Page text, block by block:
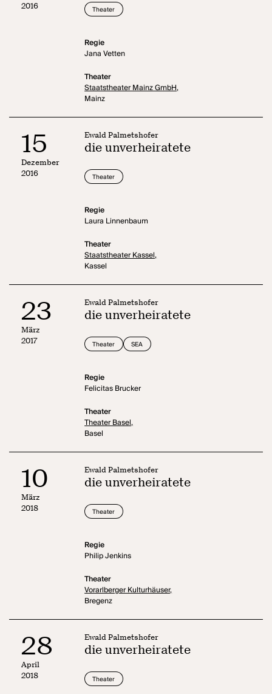
2016
Theater
Regie
Jana Vetten
Theater
Staatstheater Mainz GmbH,
Mainz
15
Dezember
2016
Ewald Palmetshofer
die unverheiratete
Theater
Regie
Laura Linnenbaum
Theater
Staatstheater Kassel,
Kassel
23
März
2017
Ewald Palmetshofer
die unverheiratete
Theater SEA
Regie
Felicitas Brucker
Theater
Theater Basel,
Basel
10
März
2018
Ewald Palmetshofer
die unverheiratete
Theater
Regie
Philip Jenkins
Theater
Vorarlberger Kulturhäuser,
Bregenz
28
April
2018
Ewald Palmetshofer
die unverheiratete
Theater